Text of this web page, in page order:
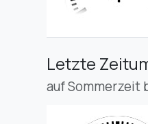
Letzte
auf Sommerzeit